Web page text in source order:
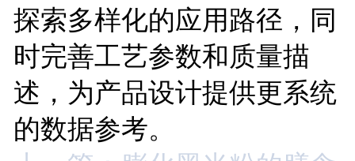
探索多样化的应用路径，同
时完善工艺参数和质量描
述，为产品设计提供更系统
的数据参考。